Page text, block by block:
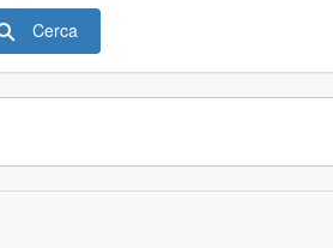
Cerca